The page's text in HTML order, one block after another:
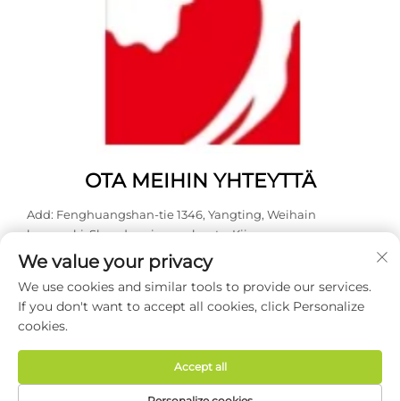
OTA MEIHIN YHTEYTTÄ
Add: Fenghuangshan-tie 1346, Yangting, Weihain
kaupunki, Shandongin maakunta, Kiina.
Puh:0631 5900466
Sähköposti:[email protected]
Tekijänoikeudet © 2026 Weihai Haodong Packing Co., Ltd.
Kaikki oikeudet pidätetään -
We value your privacy
We use cookies and similar tools to provide our services.
If you don't want to accept all cookies, click Personalize
cookies.
Accept all